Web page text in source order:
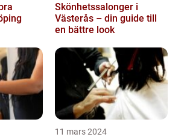
Skönhetssalonger i
Västerås – din guide till
en bättre look
11 mars 2024